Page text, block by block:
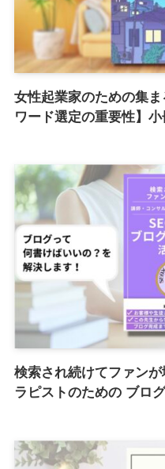
女性起業家のための集
ワード選定の重要性】
検索され続けてファン
ラピストのための ブロ